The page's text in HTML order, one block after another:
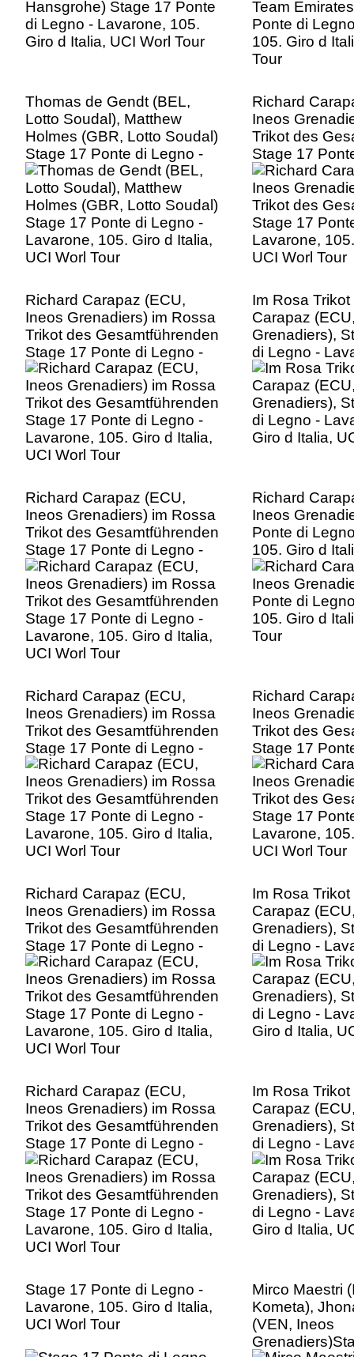
Thomas de Gendt (BEL,
Lotto Soudal), Matthew
Holmes (GBR, Lotto Soudal)
Stage 17 Ponte di Legno -
Lavarone, 105. Giro d Italia,
UCI Worl Tour
Richard
Ineos
Trikot des
Stage 17
Lavarone,
UCI Worl Tour
Richard Carapaz (ECU,
Ineos Grenadiers) im Rossa
Trikot des Gesamtführenden
Stage 17 Ponte di Legno -
Lavarone, 105. Giro d Italia,
UCI Worl Tour
Im Rosa
Carapaz
Grenadiers),
di Legno -
Giro d Italia,
Richard Carapaz (ECU,
Ineos Grenadiers) im Rossa
Trikot des Gesamtführenden
Stage 17 Ponte di Legno -
Lavarone, 105. Giro d Italia,
UCI Worl Tour
Richard
Ineos
Ponte di
105. Giro d
Tour
Richard Carapaz (ECU,
Ineos Grenadiers) im Rossa
Trikot des Gesamtführenden
Stage 17 Ponte di Legno -
Lavarone, 105. Giro d Italia,
UCI Worl Tour
Richard
Ineos
Trikot des
Stage 17
Lavarone,
UCI Worl Tour
Richard Carapaz (ECU,
Ineos Grenadiers) im Rossa
Trikot des Gesamtführenden
Stage 17 Ponte di Legno -
Lavarone, 105. Giro d Italia,
UCI Worl Tour
Im Rosa
Carapaz
Grenadiers),
di Legno -
Giro d Italia,
Richard Carapaz (ECU,
Ineos Grenadiers) im Rossa
Trikot des Gesamtführenden
Stage 17 Ponte di Legno -
Lavarone, 105. Giro d Italia,
UCI Worl Tour
Im Rosa
Carapaz
Grenadiers),
di Legno -
Giro d Italia,
Stage 17 Ponte di Legno -
Lavarone, 105. Giro d Italia,
UCI Worl Tour
Mirco Maestri
Kometa),
(VEN, Ineos